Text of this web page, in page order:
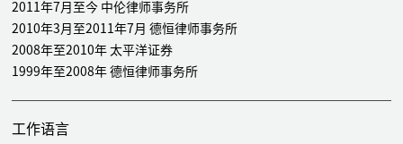
2011年7月至今 中伦律师事务所
2010年3月至2011年7月 德恒律师事务所
2008年至2010年 太平洋证券
1999年至2008年 德恒律师事务所
工作语言